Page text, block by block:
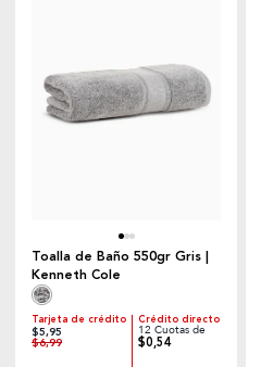
Toalla de Baño 550gr Gris |
Kenneth Cole
Tarjeta de crédito
$5,95
$6,99
Crédito directo
12 Cuotas de
$0,54